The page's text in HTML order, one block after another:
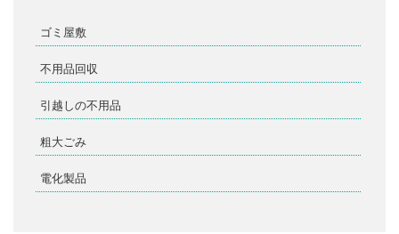
ゴミ屋敷
不用品回収
引越しの不用品
粗大ごみ
電化製品